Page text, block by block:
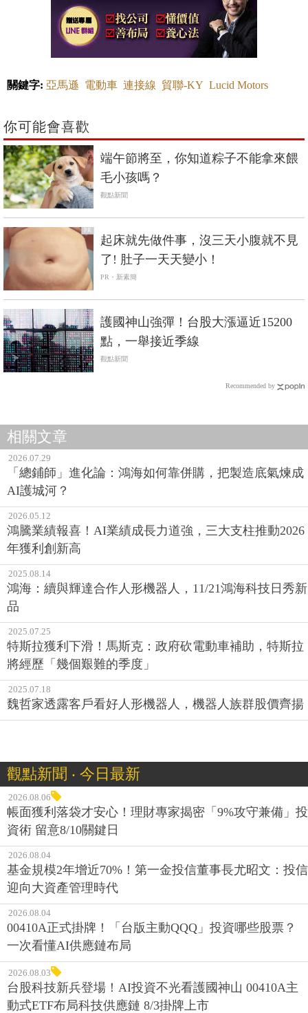
關鍵字: 亞馬遜 電動車 連接線 貿聯-KY Lucid Motors
你可能會喜歡
端午節將至，你知道粽子不能拿來餵
毛小孩嗎？
觀點新聞
PR
起床就先做件事，沒三天小腹就不見
了! 肚子一天天變小！
PR・新素簡
護國神山強彈！台股大漲逼近15200
點，一舉接近季線
觀點新聞
Recommended by
相關文章
2026.07.29
「總鋪師」進化論：鴻海如何靠併購，把製造底氣煉成
AI護城河？
2026.05.12
鴻騰業績報喜！AI業績成長力道強，三大支柱推動2026
年獲利創新高
2025.08.14
鴻海：續與輝達合作人形機器人，11/21鴻海科技日秀新
品
2025.07.25
特斯拉獲利下滑！馬斯克：政府砍電動車補助，特斯拉
將經歷「幾個艱難的季度」
2025.07.18
魏哲家透露客戶看好人形機器人，機器人族群股價齊揚
觀點新聞 ‧ 今日最新
2026.08.06
帳面獲利落袋才安心！理財專家揭密「9%攻守兼備」投
資術 留意8/10關鍵日
2026.08.04
基金規模2年增近70%！第一金投信董事長尤昭文：投信
迎向大資產管理時代
2026.08.04
00410A正式掛牌！「台版主動QQQ」投資哪些股票？
一次看懂AI供應鏈布局
2026.08.03
台股科技新兵登場！AI投資不光看護國神山 00410A主
動式ETF布局科技供應鏈 8/3掛牌上市